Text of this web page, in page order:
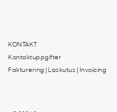
KONTAKT
Kontaktuppgifter
Fakturering | Laskutus | Invoicing